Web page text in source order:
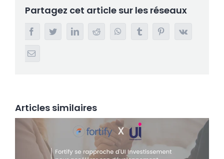
Partagez cet article sur les réseaux
FacebookTwitterLinkedInRedditWhatsappTumblr PinterestVk
Email
Articles similaires